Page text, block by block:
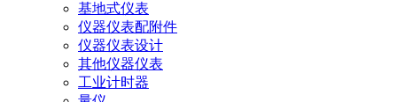
基地式仪表
仪器仪表配附件
仪器仪表设计
其他仪器仪表
工业计时器